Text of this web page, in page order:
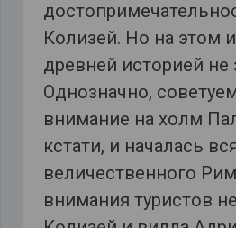
Колизей. Но на этом
древней историей не
Однозначно,
внимание на холм
кстати, и началась
величественного
внимания туристов